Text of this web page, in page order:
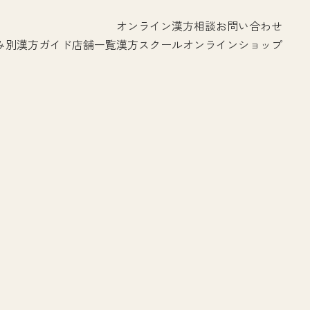
オンライン漢方相談お問い合わせ
別漢方ガイド店舗一覧漢方スクールオンラインショップ